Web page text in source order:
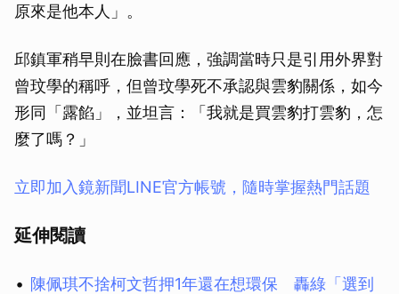
原來是他本人」。
邱鎮軍稍早則在臉書回應，強調當時只是引用外界對
曾玟學的稱呼，但曾玟學死不承認與雲豹關係，如今
形同「露餡」，並坦言：「我就是買雲豹打雲豹，怎
麼了嗎？」
立即加入鏡新聞LINE官方帳號，隨時掌握熱門話題
延伸閱讀
陳佩琪不捨柯文哲押1年還在想環保 轟綠「選到